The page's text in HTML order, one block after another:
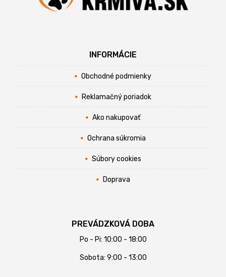
INFORMÁCIE
Obchodné podmienky
Reklamačný poriadok
Ako nakupovať
Ochrana súkromia
Súbory cookies
Doprava
PREVÁDZKOVÁ DOBA
Po - Pi: 10:00 - 18:00
Sobota: 9:00 - 13:00